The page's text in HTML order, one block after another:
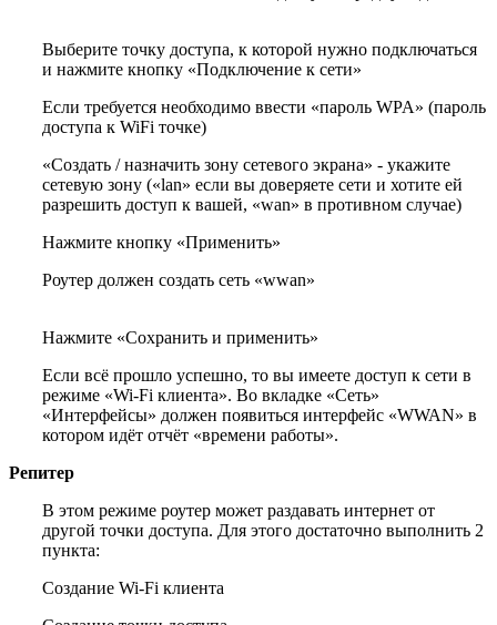
Выберите точку доступа, к которой нужно подключаться
и нажмите кнопку «Подключение к сети»
Если требуется необходимо ввести «пароль WPA» (пароль
доступа к WiFi точке)
«Создать / назначить зону сетевого экрана» - укажите
сетевую зону («lan» если вы доверяете сети и хотите ей
разрешить доступ к вашей, «wan» в противном случае)
Нажмите кнопку «Применить»
Роутер должен создать сеть «wwan»
Нажмите «Сохранить и применить»
Если всё прошло успешно, то вы имеете доступ к сети в
режиме «Wi-Fi клиента». Во вкладке «Сеть»
«Интерфейсы» должен появиться интерфейс «WWAN» в
котором идёт отчёт «времени работы».
Репитер
В этом режиме роутер может раздавать интернет от
другой точки доступа. Для этого достаточно выполнить 2
пункта:
Создание Wi-Fi клиента